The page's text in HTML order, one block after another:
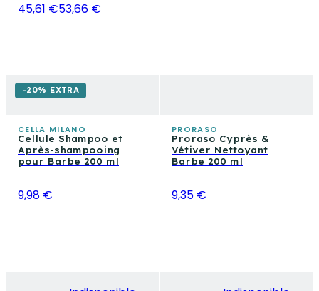
45,61 €53,66 €
-20% EXTRA
CELLA MILANO
Cellule Shampoo et
Après-shampooing
pour Barbe 200 ml
9,98 €
PRORASO
Proraso Cyprès &
Vétiver Nettoyant
Barbe 200 ml
9,35 €